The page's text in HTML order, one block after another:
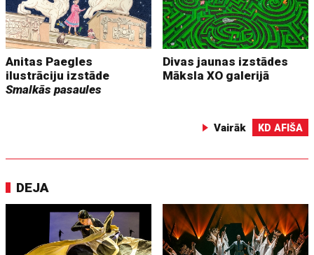
Anitas Paegles
ilustrāciju izstāde
Smalkās pasaules
Divas jaunas izstādes
Māksla XO galerijā
Vairāk KD AFIŠA
DEJA